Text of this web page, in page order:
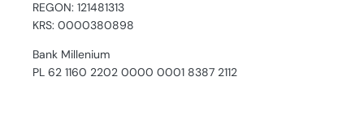
REGON: 121481313
KRS: 0000380898
Bank Millenium
PL 62 1160 2202 0000 0001 8387 2112